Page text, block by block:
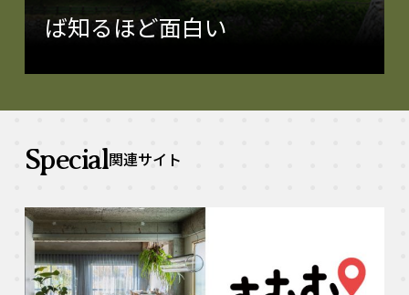
ば知るほど面白い
Special関連サイト